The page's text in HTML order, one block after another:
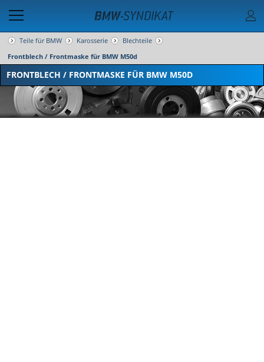
Teile für BMW Karosserie
Blechteile
Frontblech / Frontmaske für BMW M50d
FRONTBLECH / FRONTMASKE FÜR BMW M50D